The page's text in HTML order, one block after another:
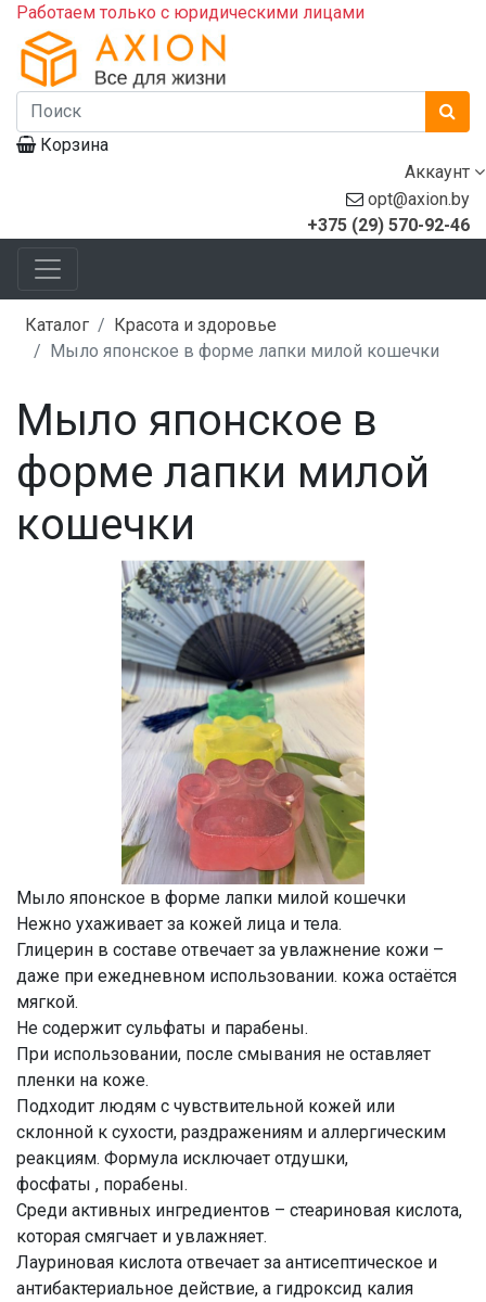
Работаем только с юридическими лицами
Корзина
Аккаунт
opt@axion.by
+375 (29) 570-92-46
Каталог
Красота и здоровье
Мыло японское в форме лапки милой кошечки
Мыло японское в
форме лапки милой
кошечки
Мыло японское в форме лапки милой кошечки
Нежно ухаживает за кожей лица и тела.
Глицерин в составе отвечает за увлажнение кожи –
даже при ежедневном использовании. кожа остаётся
мягкой.
Не содержит сульфаты и парабены.
При использовании, после смывания не оставляет
пленки на коже.
Подходит людям с чувствительной кожей или
склонной к сухости, раздражениям и аллергическим
реакциям. Формула исключает отдушки,
фосфаты , порабены.
Среди активных ингредиентов – стеариновая кислота,
которая смягчает и увлажняет.
Лауриновая кислота отвечает за антисептическое и
антибактериальное действие, а гидроксид калия